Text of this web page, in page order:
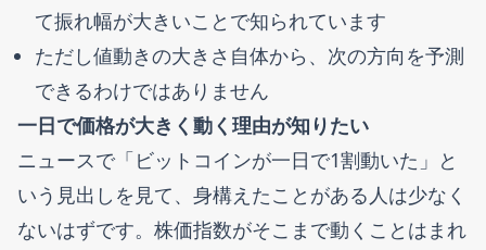
て振れ幅が大きいことで知られています
ただし値動きの大きさ自体から、次の方向を予測
できるわけではありません
一日で価格が大きく動く理由が知りたい
ニュースで「ビットコインが一日で1割動いた」と
いう見出しを見て、身構えたことがある人は少なく
ないはずです。株価指数がそこまで動くことはまれ